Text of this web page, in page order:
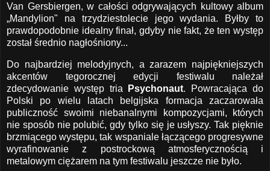
Van Gersbiergen, w całości odgrywających kultowy album
„Mandylion" na trzydziestolecie jego wydania. Byłby to
prawdopodobnie idealny finał, gdyby nie fakt, że ten występ
został średnio nagłośniony...
Do najbardziej melodyjnych, a zarazem najpiękniejszych
akcentów tegorocznej edycji festiwalu należał
zdecydowanie występ tria
Psychonaut. Powracająca do
Polski po wielu latach belgijska formacja zaczarowała
publiczność swoimi niebanalnymi kompozycjami, których
nie sposób nie polubić, gdy tylko się je usłyszy. Tak pięknie
brzmiącego występu, tak wspaniale łączącego progresywne
wyrafinowanie z postrockową atmosferycznością i
metalowym ciężarem na tym festiwalu jeszcze nie było.